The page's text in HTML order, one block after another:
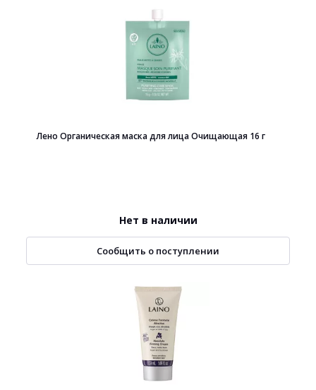
Лено Органическая маска для лица Очищающая 16 г
Нет в наличии
Сообщить о поступлении